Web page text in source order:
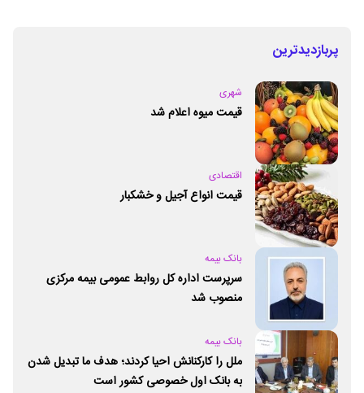
پربازدیدترین
شهری
قیمت میوه اعلام شد
اقتصادی
قیمت انواع آجیل و خشکبار
بانک بیمه
سرپرست اداره کل روابط عمومی بیمه مرکزی
منصوب شد
بانک بیمه
ملل را کارکنانش احیا کردند؛ هدف ما تبدیل شدن
به بانک اول خصوصی کشور است